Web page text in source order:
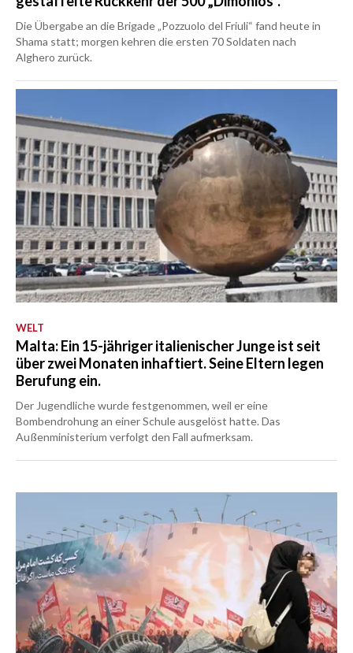
Die Übergabe an die Brigade „Pozzuolo del Friuli“ fand heute in
Shama statt; morgen kehren die ersten 70 Soldaten nach
Alghero zurück.
WELT
Malta: Ein 15-jähriger italienischer Junge ist seit
über zwei Monaten inhaftiert. Seine Eltern legen
Berufung ein.
Der Jugendliche wurde festgenommen, weil er eine
Bombendrohung an einer Schule ausgelöst hatte. Das
Außenministerium verfolgt den Fall aufmerksam.